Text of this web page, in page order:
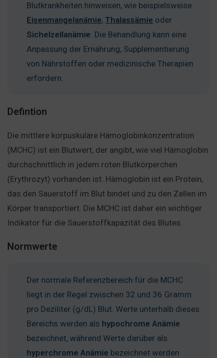
Blutkrankheiten hinweisen, wie beispielsweise
Eisenmangelanämie, Thalassämie oder
Sichelzellanämie. Die Behandlung kann eine
Anpassung der Ernährung, Supplementierung
von Nährstoffen oder medizinische Therapien
erfordern.
Defintion
Die mittlere korpuskuläre Hämoglobinkonzentration
(MCHC) ist ein Blutwert, der angibt, wie viel Hämoglobin
durchschnittlich in jedem roten Blutkörperchen
(Erythrozyt) vorhanden ist. Hämoglobin ist ein Protein,
das den Sauerstoff im Blut bindet und zu den Zellen im
Körper transportiert. Die MCHC ist daher ein wichtiger
Indikator für die Sauerstoffkapazität des Blutes.
Normwerte
Der normale Referenzbereich für die MCHC
liegt in der Regel zwischen 32 und 36 Gramm
pro Deziliter (g/dL) Blut. Werte unterhalb dieses
Bereichs werden als hypochrome Anämie
bezeichnet, während Werte darüber als
hyperchrome Anämie bezeichnet werden